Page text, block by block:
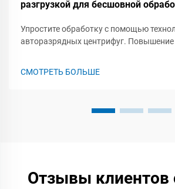
разгрузкой для бесшовной
Упростите обработку с помощью
авторазрядных центрифуг.
СМОТРЕТЬ БОЛЬШЕ
Отзывы клиентов